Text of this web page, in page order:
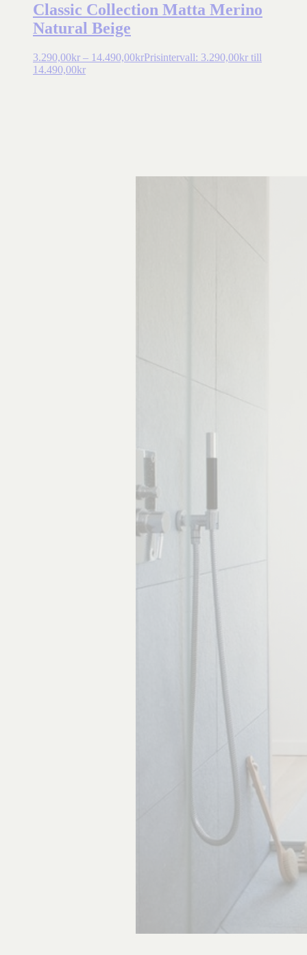
Classic Collection Matta Merino
Natural Beige
3.290,00kr – 14.490,00krPrisintervall: 3.290,00kr till
14.490,00kr